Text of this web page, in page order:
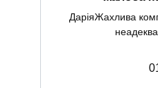
ДаріяЖахлива
0